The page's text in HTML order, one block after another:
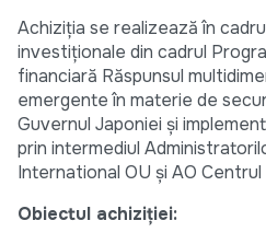
Achiziția se realizează în
investiționale din cadrul
financiară Răspunsul
emergente în materie de
Guvernul Japoniei și
prin intermediul
International OU și AO
Obiectul achiziției: